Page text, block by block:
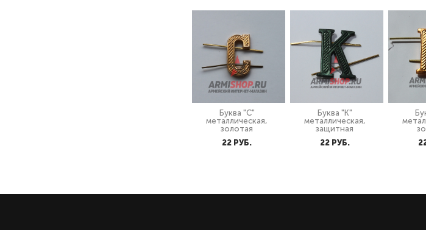
Буква "С"
металлическая,
золотая
22 PУБ.
Буква "К"
металлическая,
защитная
22 PУБ.